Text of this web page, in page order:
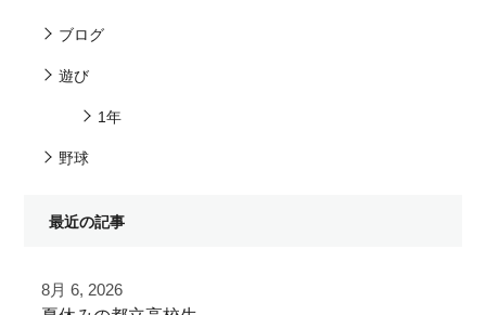
ブログ
遊び
1年
野球
最近の記事
8月 6, 2026